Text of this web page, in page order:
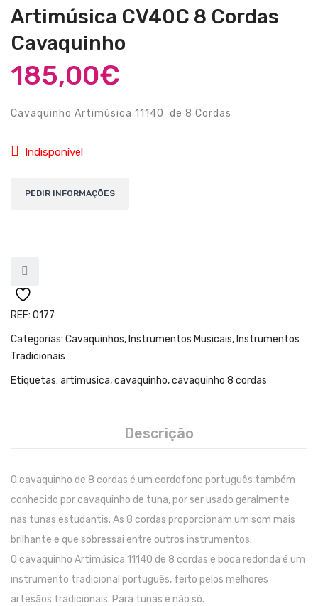
Amplificadores Guitarra
Efeitos
Estojos / Sacos
Teclados
Acessórios
Percursão Eletrónica
Hardware
Peles
Artimúsica CV40C 8 Cordas
Cavaquinho
185,00€
Cavaquinho Artimúsica 11140 de 8 Cordas
Indisponível
REF: 0177
Categorias: Cavaquinhos, Instrumentos Musicais, Instrumentos
Tradicionais
Etiquetas: artimusica,cavaquinho,cavaquinho 8 cordas
Descrição
O cavaquinho de 8 cordas é um cordofone português também
conhecido por cavaquinho de tuna, por ser usado geralmente
nas tunas estudantis. As 8 cordas proporcionam um som mais
brilhante e que sobressai entre outros instrumentos.
O cavaquinho Artimúsica 11140 de 8 cordas e boca redonda é um
instrumento tradicional português, feito pelos melhores
artesãos tradicionais. Para tunas e não só.